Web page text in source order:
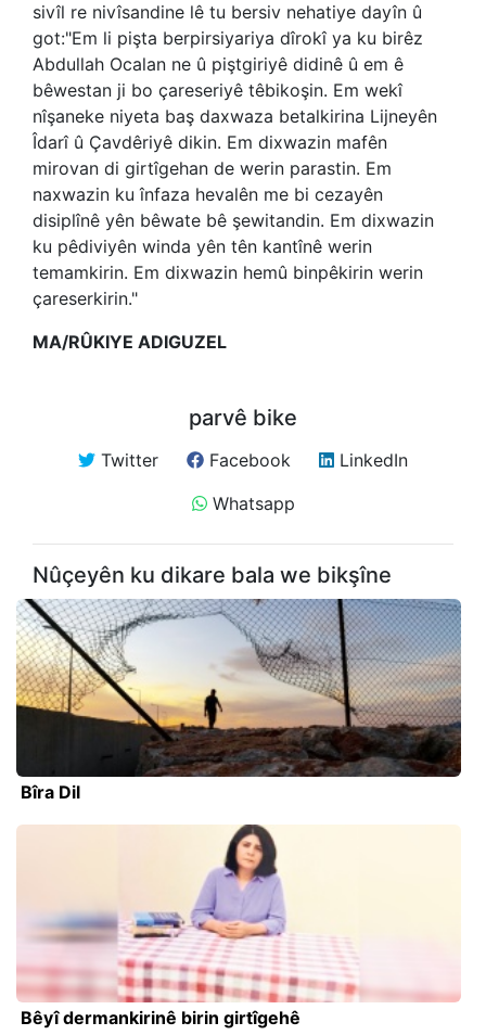
sivîl re nivîsandine lê tu bersiv nehatiye dayîn û
got:"Em li pişta berpirsiyariya dîrokî ya ku birêz
Abdullah Ocalan ne û piştgiriyê didinê û em ê
bêwestan ji bo çareseriyê têbikoşin. Em wekî
nîşaneke niyeta baş daxwaza betalkirina Lijneyên
Îdarî û Çavdêriyê dikin. Em dixwazin mafên
mirovan di girtîgehan de werin parastin. Em
naxwazin ku înfaza hevalên me bi cezayên
disiplînê yên bêwate bê şewitandin. Em dixwazin
ku pêdiviyên winda yên tên kantînê werin
temamkirin. Em dixwazin hemû binpêkirin werin
çareserkirin."
MA/RÛKIYE ADIGUZEL
parvê bike
Twitter Facebook
LinkedIn
Whatsapp
Nûçeyên ku dikare bala we bikşîne
Bîra Dil
Bêyî dermankirinê birin girtîgehê